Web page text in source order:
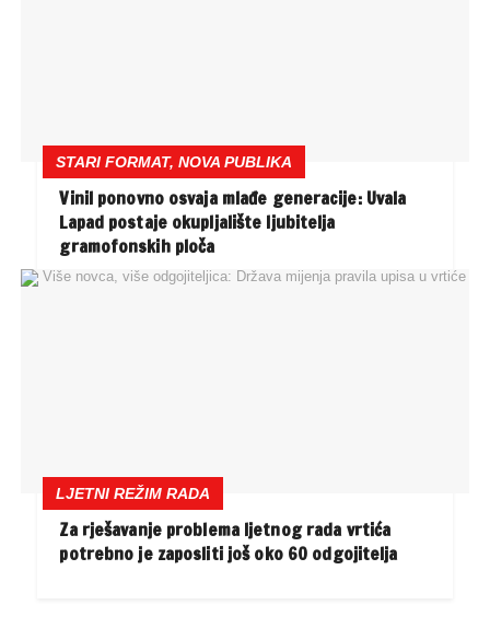
STARI FORMAT, NOVA PUBLIKA
Vinil ponovno osvaja mlađe generacije: Uvala
Lapad postaje okupljalište ljubitelja
gramofonskih ploča
LJETNI REŽIM RADA
Za rješavanje problema ljetnog rada vrtića
potrebno je zaposliti još oko 60 odgojitelja